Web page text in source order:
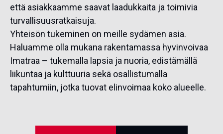
että asiakkaamme saavat laadukkaita ja toimivia
turvallisuusratkaisuja.
Yhteisön tukeminen on meille sydämen asia.
Haluamme olla mukana rakentamassa hyvinvoivaa
Imatraa – tukemalla lapsia ja nuoria, edistämällä
liikuntaa ja kulttuuria sekä osallistumalla
tapahtumiin, jotka tuovat elinvoimaa koko alueelle.